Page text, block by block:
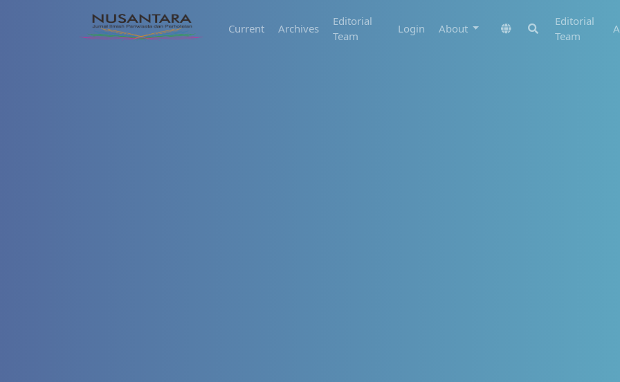
Current Archives
Editorial
Team
Login About
Editorial
Team